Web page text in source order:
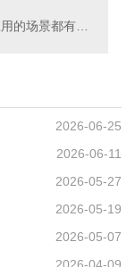
2026-06-25
2026-06-11
2026-05-27
2026-05-19
2026-05-07